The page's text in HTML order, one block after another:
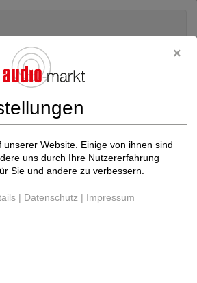
Website. Einige von ihnen sind
uns durch Ihre Nutzererfahrung
Sie und andere zu verbessern.
| Datenschutz | Impressum